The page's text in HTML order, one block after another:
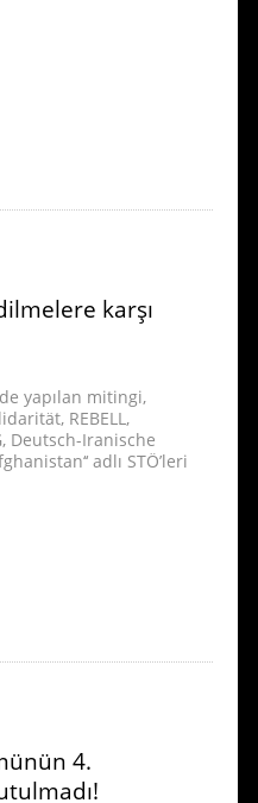
karşı
yapılan mitingi,
REBELL,
Deutsch-Iranische
adlı STÖ’leri
4.